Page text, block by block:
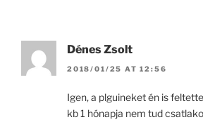
Dénes Zsolt
2018/01/25 AT 12:56
Igen, a plguineket én is
kb 1 hónapja nem tud